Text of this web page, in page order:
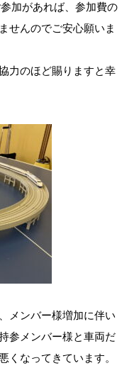
加があれば、参加費の
せんのでご安心願いま
力のほど賜りますと幸
メンバー様増加に伴い
参メンバー様と車両だ
くなってきています。